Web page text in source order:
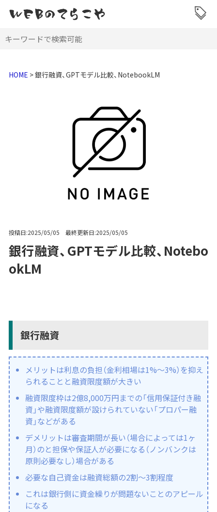
HOME >銀行融資、GPTモデル比較、NotebookLM
投稿日:2025/05/05 最終更新日:2025/05/05
銀行融資、GPTモデル比較、Notebo
okLM
銀行融資
メリットは利息の負担（金利相場は1%〜3%）を抑え
られることと融資限度額が大きい
融資限度枠は2億8,000万円までの「信用保証付き融
資」や融資限度額が設けられていない「プロパー融
資」などがある
デメリットは審査期間が長い（場合によっては1ヶ
月）のと担保や保証人が必要になる（ノンバンクは
原則必要なし）場合がある
必要な自己資金は融資総額の2割〜3割程度
これは銀行側に資金繰りが問題ないことのアピール
になる